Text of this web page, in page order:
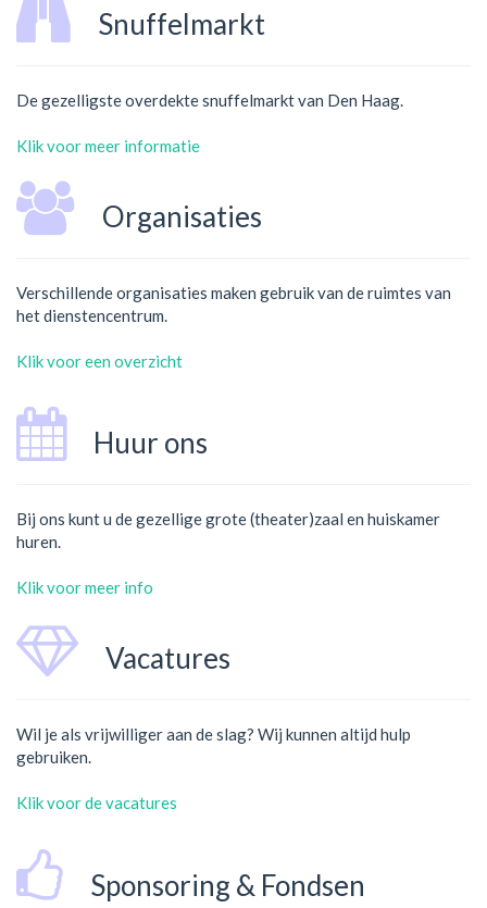
Snuffelmarkt
De gezelligste overdekte snuffelmarkt van Den Haag.
Klik voor meer informatie
Organisaties
Verschillende organisaties maken gebruik van de ruimtes van
het dienstencentrum.
Klik voor een overzicht
Huur ons
Bij ons kunt u de gezellige grote (theater)zaal en huiskamer
huren.
Klik voor meer info
Vacatures
Wil je als vrijwilliger aan de slag? Wij kunnen altijd hulp
gebruiken.
Klik voor de vacatures
Sponsoring & Fondsen